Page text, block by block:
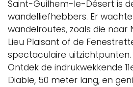
Saint-Guilhem-le-Désert is
wandelliefhebbers. Er
wandelroutes, zoals die naar
Lieu Plaisant of de
spectaculaire uitzichtpunten.
Ontdek de indrukwekkende
Diable, 50 meter lang, en